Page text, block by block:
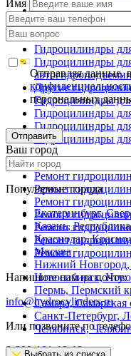
Гидроцилиндры
Гидроцилиндры
металловозов
Гидроцилиндры
Гидроцилиндры
Другие
Гидроцилиндры
Гидроцилиндры
Гидроцилиндры
Гидроцилиндры
Ремонт
Ремонт
Ремонт
Ремонт
Ремонт
Ремонт
Ремонт
Ремонт
Напишите нам на почту:
info@hydrocylinders.ru
Или позвоните по
8-800-101-19-19
Имя
Отправляя данные,
персональных
Отправить
Ваш город
Популярные города
Екатеринбург,
Казань,
Краснодар,
Москва
Нижний Новгород,
Новосибирск,
Пермь, Пермский
Самара, Самарская
Санкт-Петербург,
Челябинск,
Выбрать из списка